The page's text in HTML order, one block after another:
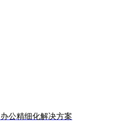
公精细化解决方案